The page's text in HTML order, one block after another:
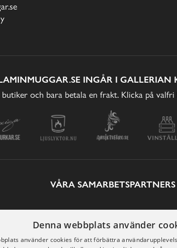
INGÅR I GALLERIAN
och bara betala en frakt. Klicka på
VÅRA SAMARBETSPARTNERS
Denna webbplats använder
använder cookies för att förbättra